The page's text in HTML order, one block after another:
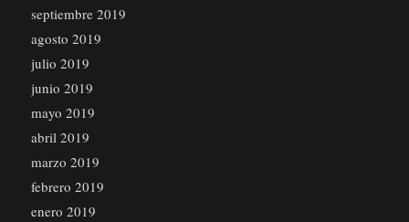
septiembre 2019
agosto 2019
julio 2019
junio 2019
mayo 2019
abril 2019
marzo 2019
febrero 2019
enero 2019